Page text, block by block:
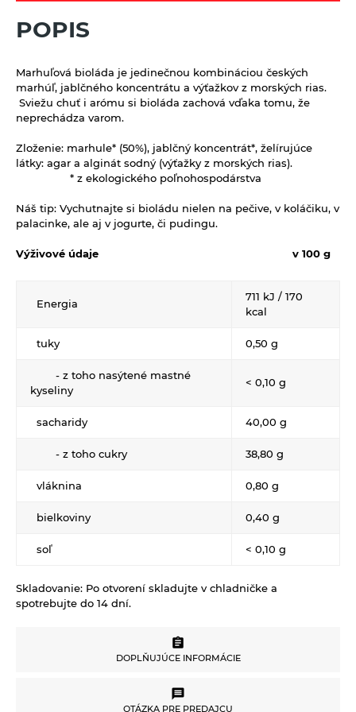
Výrobky z obilnín a polotovary
Polotovary
Zmesi na varenie a pečenie
Zrná a semená
Obilniny
Olejniny
Pseudoobilniny
Semienka na nakličovanie
Strukoviny
Zdravé maškrtenie
Čokolády, cukríky, lízatká
Dezertné krémy - Kolatch
Tyčinky, sušienky, oplátky
Doplnky stravy
Dr.Popov - bylinné kvapky
Dr.Popov - rôzne
Literatúra
Propagačný materiál
Tašky, vrecká
Vankúše
POPIS
Marhuľová bioláda je jedinečnou kombináciou českých
marhúľ, jablčného koncentrátu a výťažkov z morských rias.
Sviežu chuť i arómu si bioláda zachová vďaka tomu, že
neprechádza varom.
Zloženie: marhule* (50%), jablčný koncentrát*, želírujúce
látky: agar a alginát sodný (výťažky z morských rias).
* z ekologického poľnohospodárstva
Náš tip: Vychutnajte si bioládu nielen na pečive, v koláčiku, v
palacinke, ale aj v jogurte, či pudingu.
Výživové údaje v 100 g
Energia
711 kJ / 170
kcal
tuky 0,50 g
- z toho nasýtené mastné
kyseliny
< 0,10 g
sacharidy 40,00 g
- z toho cukry 38,80 g
vláknina 0,80 g
bielkoviny 0,40 g
soľ < 0,10 g
Skladovanie: Po otvorení skladujte v chladničke a
spotrebujte do 14 dní.
DOPLŇUJÚCE INFORMÁCIE
DOPLŇUJÚCE INFORMÁCIE
OTÁZKA PRE PREDAJCU